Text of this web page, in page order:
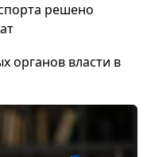
решено
органов власти в